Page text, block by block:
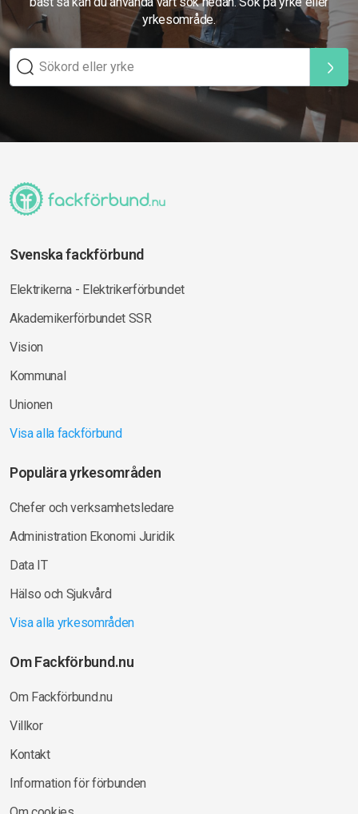
yrkesområde.
Svenska fackförbund
Elektrikerna - Elektrikerförbundet
Akademikerförbundet SSR
Vision
Kommunal
Unionen
Visa alla fackförbund
Populära yrkesområden
Chefer och verksamhetsledare
Administration Ekonomi Juridik
Data IT
Hälso och Sjukvård
Visa alla yrkesområden
Om Fackförbund.nu
Om Fackförbund.nu
Villkor
Kontakt
Information för förbunden